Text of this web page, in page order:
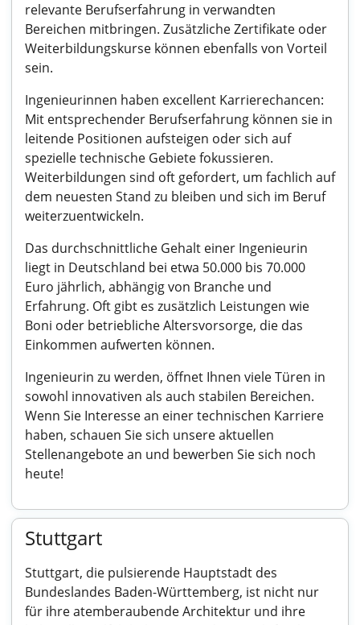
relevante Berufserfahrung in verwandten
Bereichen mitbringen. Zusätzliche Zertifikate oder
Weiterbildungskurse können ebenfalls von Vorteil
sein.
Ingenieurinnen haben excellent Karrierechancen:
Mit entsprechender Berufserfahrung können sie in
leitende Positionen aufsteigen oder sich auf
spezielle technische Gebiete fokussieren.
Weiterbildungen sind oft gefordert, um fachlich auf
dem neuesten Stand zu bleiben und sich im Beruf
weiterzuentwickeln.
Das durchschnittliche Gehalt einer Ingenieurin
liegt in Deutschland bei etwa 50.000 bis 70.000
Euro jährlich, abhängig von Branche und
Erfahrung. Oft gibt es zusätzlich Leistungen wie
Boni oder betriebliche Altersvorsorge, die das
Einkommen aufwerten können.
Ingenieurin zu werden, öffnet Ihnen viele Türen in
sowohl innovativen als auch stabilen Bereichen.
Wenn Sie Interesse an einer technischen Karriere
haben, schauen Sie sich unsere aktuellen
Stellenangebote an und bewerben Sie sich noch
heute!
Stuttgart
Stuttgart, die pulsierende Hauptstadt des
Bundeslandes Baden-Württemberg, ist nicht nur
für ihre atemberaubende Architektur und ihre